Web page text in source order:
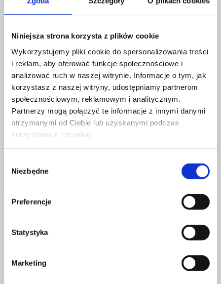
Niniejsza strona korzysta z plików cookie
Wykorzystujemy pliki cookie do spersonalizowania treści
i reklam, aby oferować funkcje społecznościowe i
analizować ruch w naszej witrynie. Informacje o tym, jak
korzystasz z naszej witryny, udostępniamy partnerom
społecznościowym, reklamowym i analitycznym.
Partnerzy mogą połączyć te informacje z innymi danymi
otrzymanymi od Ciebie lub uzyskanymi podczas
korzystania z ich usług.
zgody
Niezbędne
Preferencje
Statystyka
Marketing
EWELINA DAGIEL-
SURMAŃSKA
Pomagam kobietom prowadzącym biznes zamienić
chaos w strategię, stres w spokój, a ciężar
codzienności w zyski. Bez presji, za to z mądrością i
lekkością.
Dowiedz się więcej